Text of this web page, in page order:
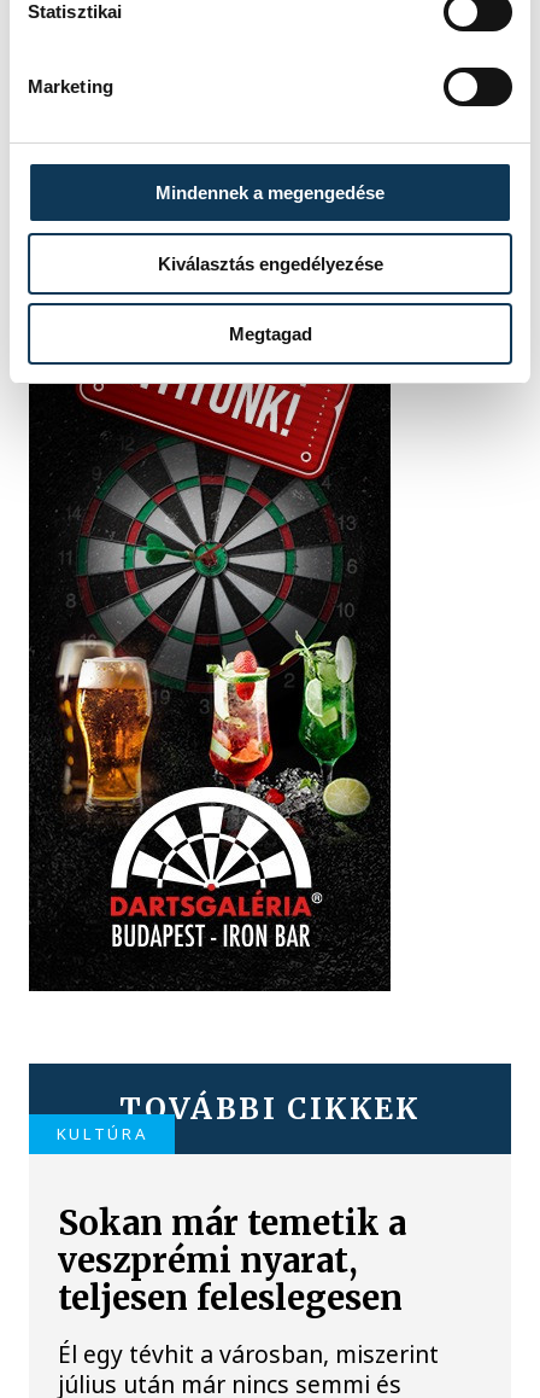
Statisztikai
Marketing
Mindennek a megengedése
Kiválasztás engedélyezése
Megtagad
Domján
TOVÁBBI CIKKEK
KULTÚRA
Sokan már temetik a
veszprémi nyarat,
teljesen feleslegesen
Él egy tévhit a városban, miszerint
július után már nincs semmi és